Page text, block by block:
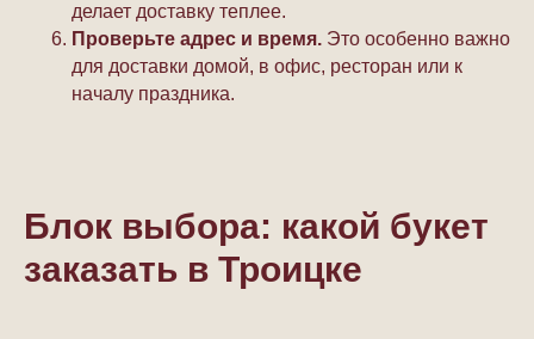
делает доставку теплее.
Проверьте адрес и время. Это особенно важно
для доставки домой, в офис, ресторан или к
началу праздника.
Блок выбора: какой букет
заказать в Троицке